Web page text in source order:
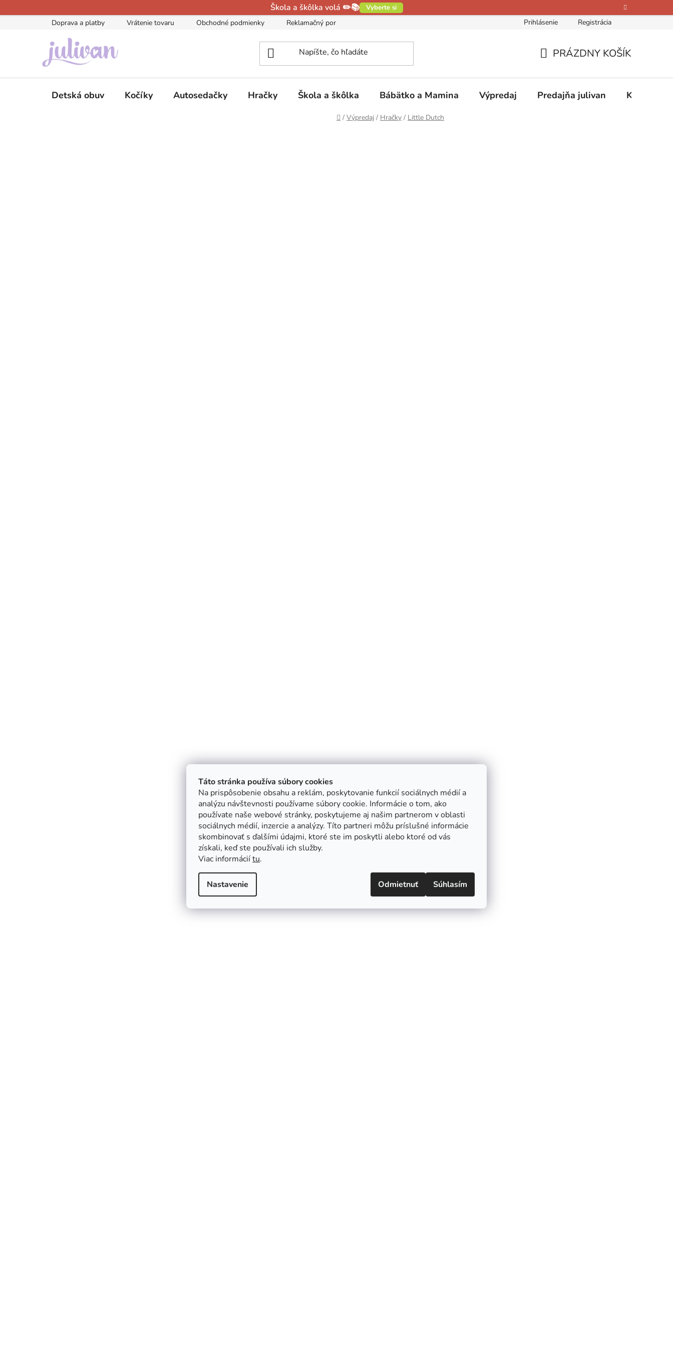
Táto stránka používa súbory cookies
Na prispôsobenie obsahu a reklám, poskytovanie funkcií sociálnych médií a
analýzu návštevnosti používame súbory cookie. Informácie o tom, ako
používate naše webové stránky, poskytujeme aj našim partnerom v oblasti
sociálnych médií, inzercie a analýzy. Títo partneri môžu príslušné informácie
skombinovať s ďalšími údajmi, ktoré ste im poskytli alebo ktoré od vás
získali, keď ste používali ich služby.
Viac informáciítu.
Nastavenie Odmietnuť Súhlasím
na
Škola a škôlka volá ✏️📚 Vyberte si
Doprava a platby Vrátenie tovaru Obchodné podmienky Reklamačný poriadok Kontakty O nás Hodnotenie obchodu
Prihlásenie Registrácia
KOŠÍK
PRÁZDNY KOŠÍK
Detská obuv Kočíky Autosedačky Hračky Škola a škôlka Bábätko a Mamina Výpredaj Predajňa julivan Kontakty
Domov
/ Výpredaj / Hračky / Little Dutch